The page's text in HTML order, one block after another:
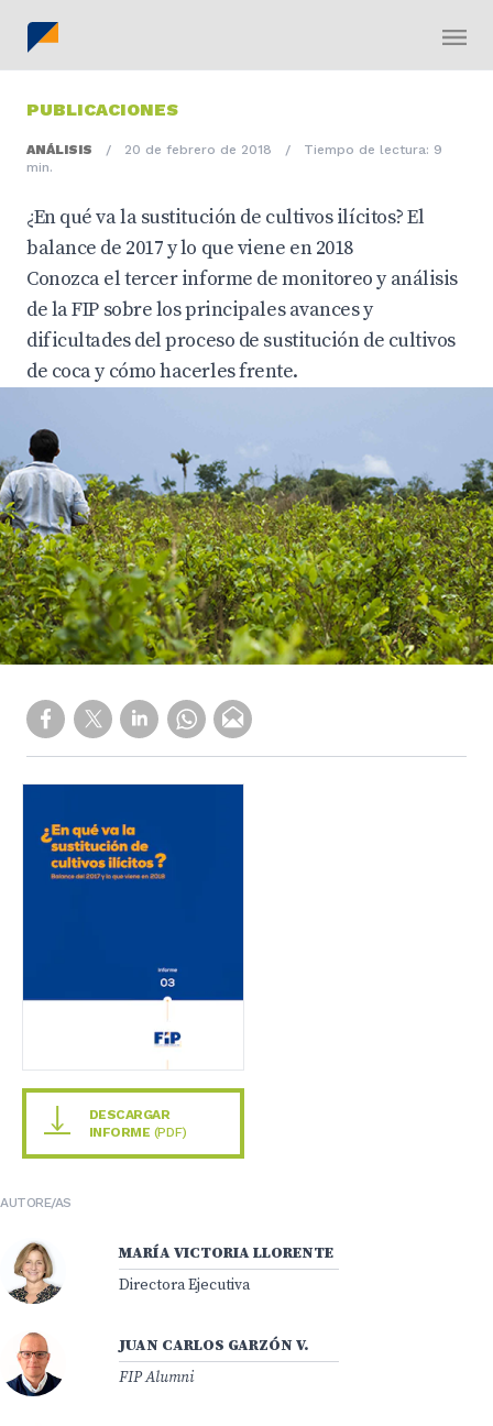
PUBLICACIONES
ANÁLISIS / 20 de febrero de 2018 /
Tiempo de lectura: 9
min.
¿En qué va la sustitución de cultivos ilícitos? El
balance de 2017 y lo que viene en 2018
Conozca el tercer informe de monitoreo y análisis
de la FIP sobre los principales avances y
dificultades del proceso de sustitución de cultivos
de coca y cómo hacerles frente.
DESCARGAR
INFORME (PDF)
AUTORE/AS
MARÍA VICTORIA LLORENTE
Directora Ejecutiva
JUAN CARLOS GARZÓN V.
FIP Alumni